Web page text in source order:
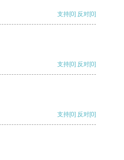
支持[0] 反对[0]
支持[0] 反对[0]
支持[0] 反对[0]